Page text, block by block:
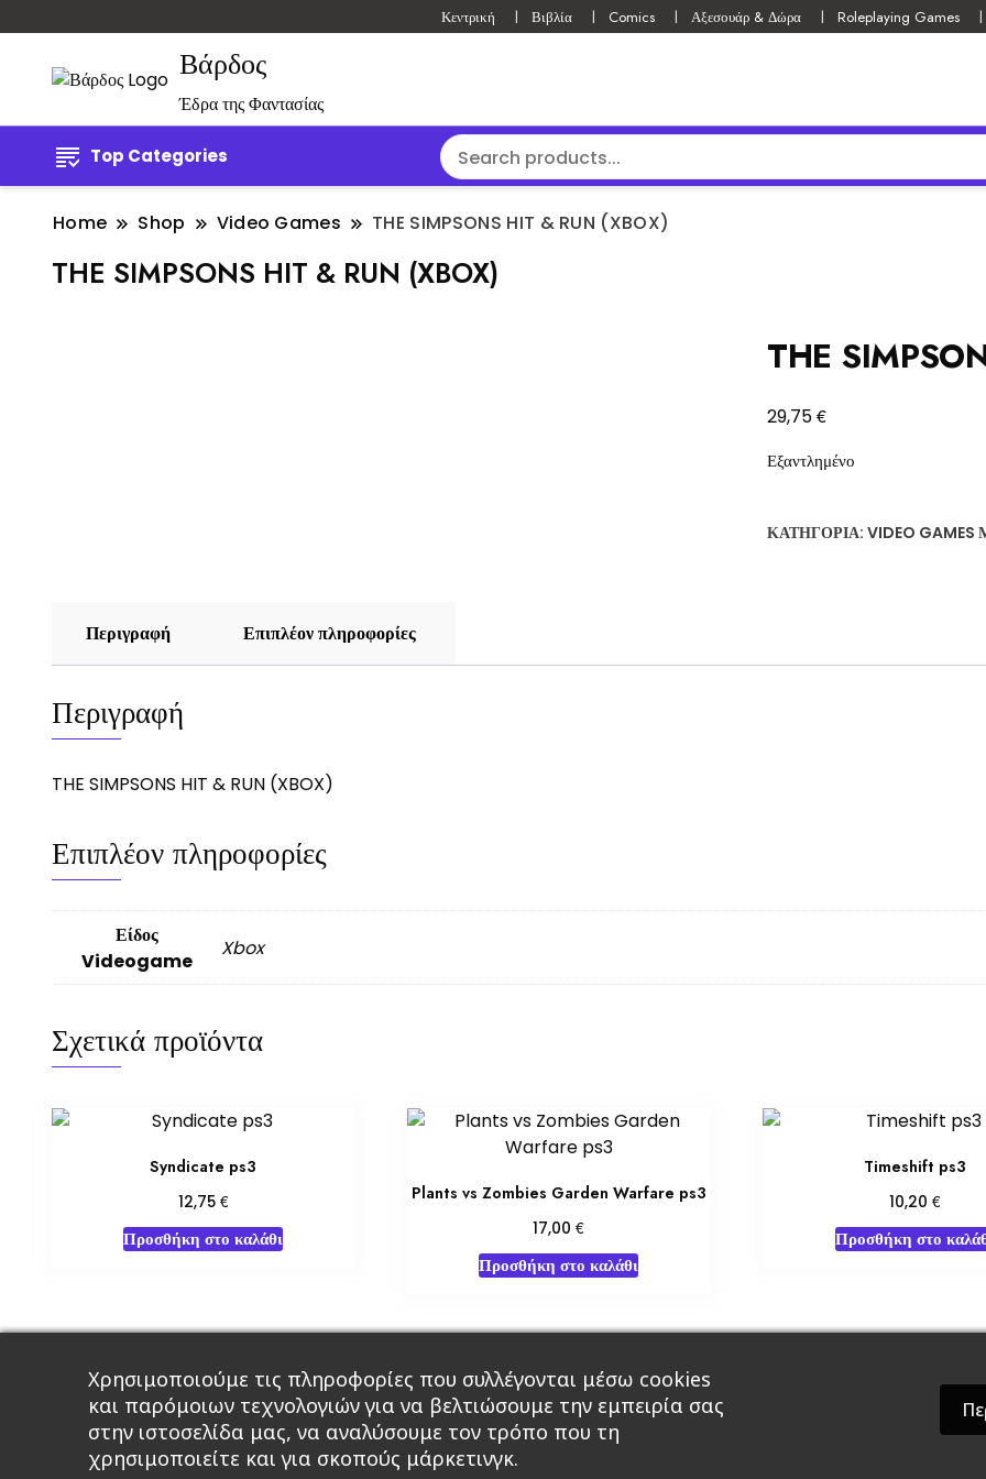
Κεντρική Βιβλία Comics Αξεσουάρ & Δώρα Roleplaying Games
Βάρδος
Έδρα της Φαντασίας
Top Categories
Home Shop Video Games THE SIMPSONS HIT & RUN (XBOX)
THE SIMPSONS HIT & RUN (XBOX)
THE
29,75€
Εξαντλημένο
ΚΑΤΗΓΟΡΊΑ: VIDEO GAMES
Περιγραφή Επιπλέον πληροφορίες
Περιγραφή
THE SIMPSONS HIT & RUN (XBOX)
Επιπλέον πληροφορίες
Είδος
Videogame
Xbox
Σχετικά προϊόντα
Syndicate ps3
12,75 €
Προσθήκη στο καλάθι
Plants vs Zombies Garden Warfare ps3
17,00€
Προσθήκη στο καλάθι
Timeshift ps3
10,20 €
Προσθήκη στο
Κεντρική Βιβλία Comics Αξεσουάρ & Δώρα Roleplaying Games
A theme by GradientThemes - A theme by Gradient
Χρησιμοποιούμε τις πληροφορίες που συλλέγονται μέσω cookies
και παρόμοιων τεχνολογιών για να βελτιώσουμε την εμπειρία σας
στην ιστοσελίδα μας, να αναλύσουμε τον τρόπο που τη
χρησιμοποιείτε και για σκοπούς μάρκετινγκ.